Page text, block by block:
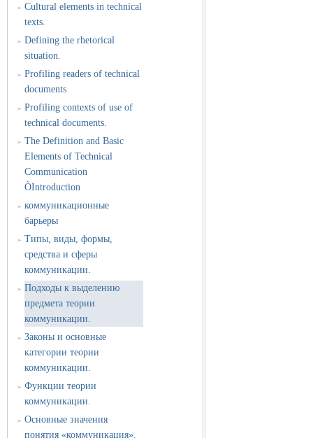
» Cultural elements in technical
texts.
» Defining the rhetorical
situation.
» Profiling readers of technical
documents
» Profiling contexts of use of
technical documents.
» The Definition and Basic
Elements of Technical
Communication
ÒIntroduction
» коммуникационные
барьеры
» Типы, виды, формы,
средства и сферы
коммуникации.
» Подходы к выделению
предмета теории
коммуникации.
» Законы и основные
категории теории
коммуникации.
» Функции теории
коммуникации.
» Основные значения
понятия «коммуникация».